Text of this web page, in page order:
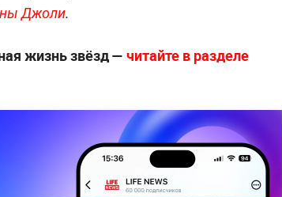
Джоли.
жизнь звёзд — читайте в разделе